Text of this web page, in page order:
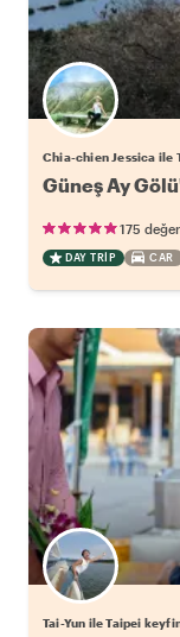
Chia-chien Jessica ile
Güneş Ay
175
DAY TRIP CAR
Tai-Yun ile Taipei